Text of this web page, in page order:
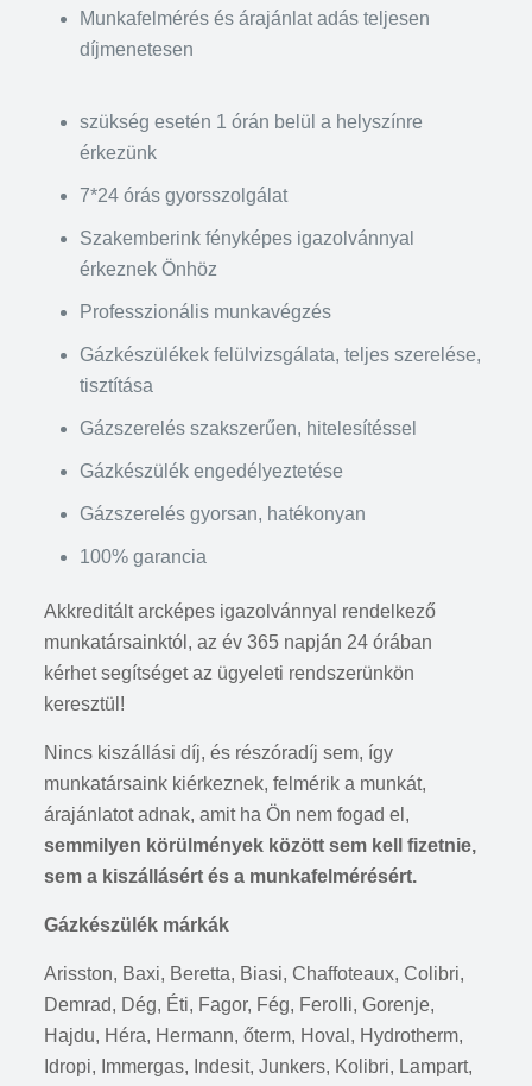
Munkafelmérés és árajánlat adás teljesen
díjmenetesen
szükség esetén 1 órán belül a helyszínre
érkezünk
7*24 órás gyorsszolgálat
Szakemberink fényképes igazolvánnyal
érkeznek Önhöz
Professzionális munkavégzés
Gázkészülékek felülvizsgálata, teljes szerelése,
tisztítása
Gázszerelés szakszerűen, hitelesítéssel
Gázkészülék engedélyeztetése
Gázszerelés gyorsan, hatékonyan
100% garancia
Akkreditált arcképes igazolvánnyal rendelkező
munkatársainktól, az év 365 napján 24 órában
kérhet segítséget az ügyeleti rendszerünkön
keresztül!
Nincs kiszállási díj, és részóradíj sem, így
munkatársaink kiérkeznek, felmérik a munkát,
árajánlatot adnak, amit ha Ön nem fogad el,
semmilyen körülmények között sem kell fizetnie,
sem a kiszállásért és a munkafelmérésért.
Gázkészülék márkák
Arisston, Baxi, Beretta, Biasi, Chaffoteaux, Colibri,
Demrad, Dég, Éti, Fagor, Fég, Ferolli, Gorenje,
Hajdu, Héra, Hermann, őterm, Hoval, Hydrotherm,
Idropi, Immergas, Indesit, Junkers, Kolibri, Lampart,